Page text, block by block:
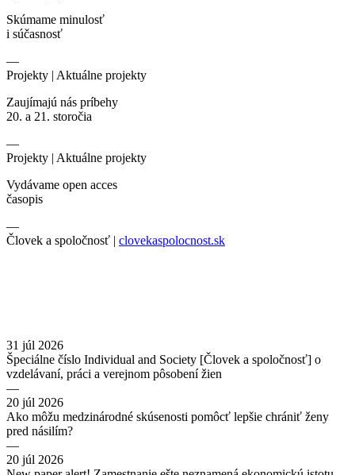
Skúmame minulosť
i súčasnosť
—
Projekty | Aktuálne projekty
Zaujímajú nás príbehy
20. a 21. storočia
—
Projekty | Aktuálne projekty
Vydávame open acces
časopis
—
Človek a spoločnosť | clovekaspolocnost.sk
31 júl 2026
Špeciálne číslo Individual and Society [Človek a spoločnosť] o
vzdelávaní, práci a verejnom pôsobení žien
—
20 júl 2026
Ako môžu medzinárodné skúsenosti pomôcť lepšie chrániť ženy
pred násilím?
—
20 júl 2026